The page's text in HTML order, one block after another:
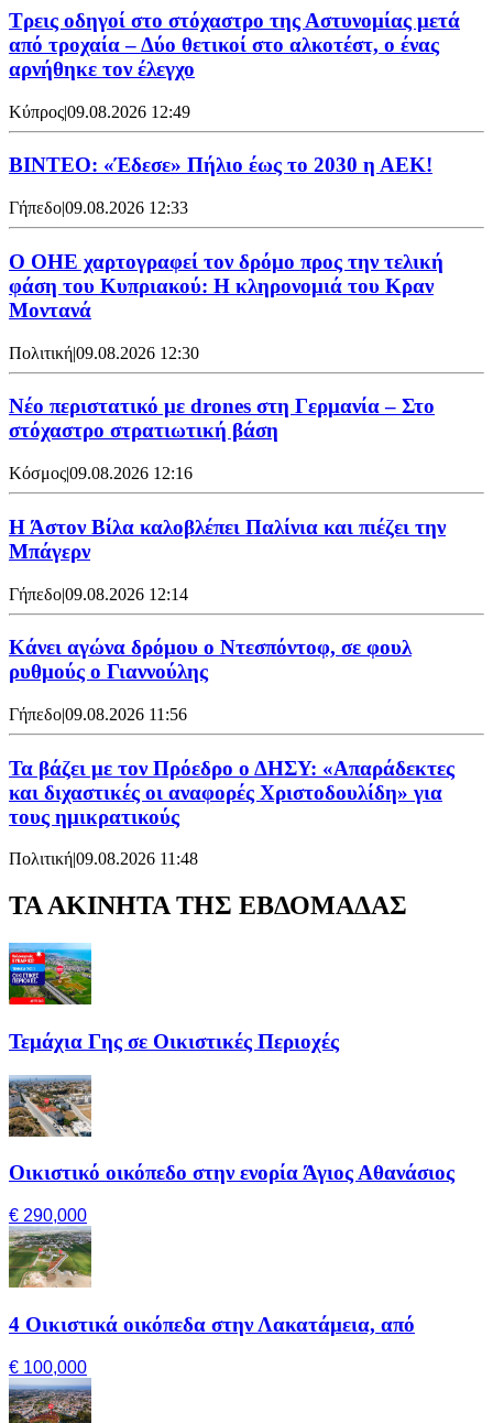
Τρεις οδηγοί στο στόχαστρο της Αστυνομίας μετά
από τροχαία – Δύο θετικοί στο αλκοτέστ, ο ένας
αρνήθηκε τον έλεγχο
Κύπρος|09.08.2026 12:49
ΒΙΝΤΕΟ: «Έδεσε» Πήλιο έως το 2030 η ΑΕΚ!
Γήπεδο|09.08.2026 12:33
Ο ΟΗΕ χαρτογραφεί τον δρόμο προς την τελική
φάση του Κυπριακού: Η κληρονομιά του Κραν
Μοντανά
Πολιτική|09.08.2026 12:30
Νέο περιστατικό με drones στη Γερμανία – Στο
στόχαστρο στρατιωτική βάση
Κόσμος|09.08.2026 12:16
Η Άστον Βίλα καλοβλέπει Παλίνια και πιέζει την
Μπάγερν
Γήπεδο|09.08.2026 12:14
Kάνει αγώνα δρόμου ο Ντεσπόντοφ, σε φουλ
ρυθμούς ο Γιαννούλης
Γήπεδο|09.08.2026 11:56
Τα βάζει με τον Πρόεδρο ο ΔΗΣΥ: «Απαράδεκτες
και διχαστικές οι αναφορές Χριστοδουλίδη» για
τους ημικρατικούς
Πολιτική|09.08.2026 11:48
ΤΑ ΑΚΙΝΗΤΑ ΤΗΣ ΕΒΔΟΜΑΔΑΣ
Τεμάχια Γης σε Οικιστικές Περιοχές
Οικιστικό οικόπεδο στην ενορία Άγιος Αθανάσιος
€ 290,000
4 Οικιστικά οικόπεδα στην Λακατάμεια, από
€ 100,000